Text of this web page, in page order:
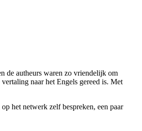
de autheurs waren zo vriendelijk om
naar het Engels gereed is. Met
het netwerk zelf bespreken, een paar